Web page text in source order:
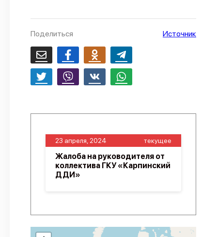
Поделиться Источник
23 апреля, 2024 текущее
Жалоба на руководителя от
коллектива ГКУ «Карпинский
ДДИ»